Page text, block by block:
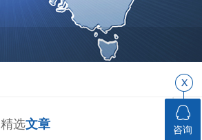
精选文章 咨询